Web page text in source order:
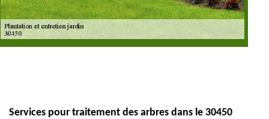
Services pour traitement des arbres dans le 30450